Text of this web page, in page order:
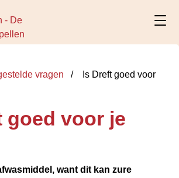
vragen
Is Dreft goed voor
goed voor je
want dit kan zure